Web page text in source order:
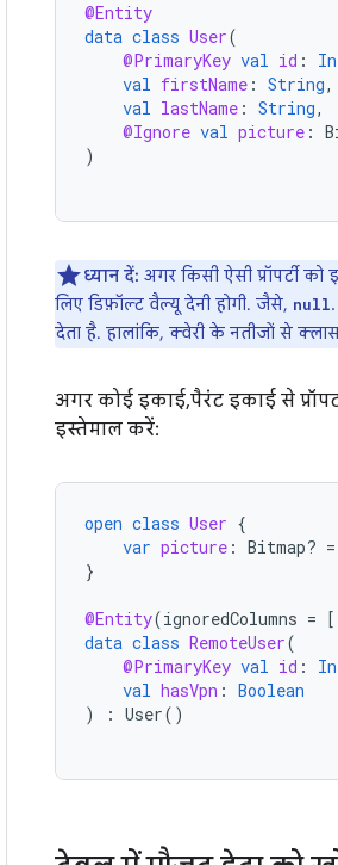
@Entity
data class User(
@PrimaryKey val id :
val firstName : String,
val lastName : String,
@Ignore val picture :
)
ध्यान दें: अगर किसी ऐसी प्रॉपर्टी
लिए डिफ़ॉल्ट वैल्यू देनी होगी. जैसे, null
देता है. हालांकि, क्वेरी के नतीजों से
अगर कोई इकाई, पैरंट इकाई से
इस्तेमाल करें:
open class User {
var picture : Bitmap? =
}
@Entity(ignoredColumns = [
data class RemoteUser(
@PrimaryKey val id :
val hasVpn : Boolean
)
: User()